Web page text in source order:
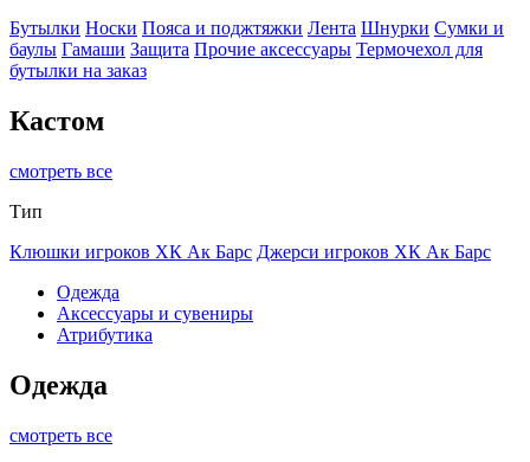
Бутылки Носки Пояса и поджтяжки Лента Шнурки Сумки и
баулы Гамаши Защита Прочие аксессуары Термочехол для
бутылки на заказ
Кастом
смотреть все
Тип
Клюшки игроков ХК Ак Барс Джерси игроков ХК Ак Барс
Одежда
Аксессуары и сувениры
Атрибутика
Одежда
смотреть все